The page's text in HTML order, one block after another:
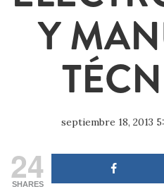
Y
septiembre 18, 2013
24
SHARES